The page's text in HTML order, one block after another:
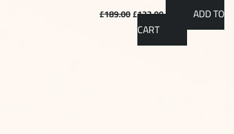
£189.00£123.00
ADD TO
CART